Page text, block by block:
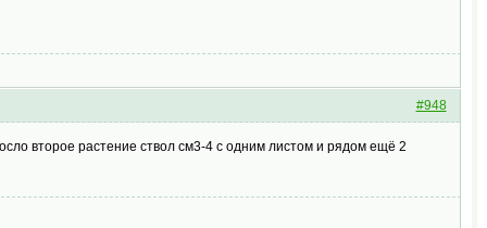
#948
второе растение ствол см3-4 с одним листом и рядом ещё 2